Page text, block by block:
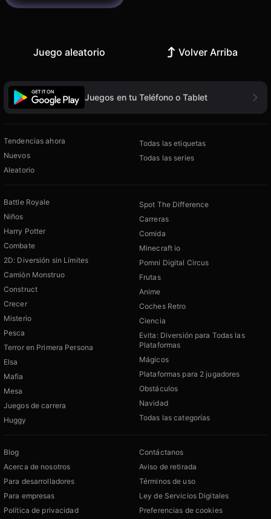
Juego aleatorio Volver Arriba
Juegos en tu Teléfono o Tablet
Tendencias ahora
Nuevos
Aleatorio
Todas las etiquetas
Todas las series
Battle Royale
Niños
Harry Potter
Combate
2D: Diversión sin Límites
Camión Monstruo
Construct
Crecer
Misterio
Pesca
Terror en Primera Persona
Elsa
Mafia
Mesa
Juegos de carrera
Huggy
Spot The Difference
Carreras
Comida
Minecraft io
Pomni Digital Circus
Frutas
Anime
Coches Retro
Ciencia
Evita: Diversión para Todas las
Plataformas
Mágicos
Plataformas para 2 jugadores
Obstáculos
Navidad
Todas las categorías
Blog
Acerca de nosotros
Para desarrolladores
Para empresas
Política de privacidad
Contáctanos
Aviso de retirada
Términos de uso
Ley de Servicios Digitales
Preferencias de cookies